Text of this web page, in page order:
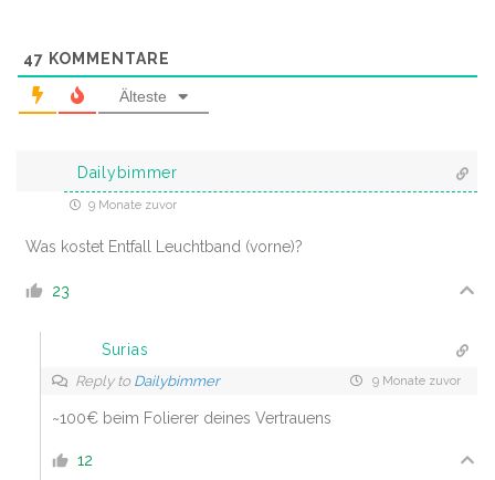
47 KOMMENTARE
Älteste
Dailybimmer
9 Monate zuvor
Was kostet Entfall Leuchtband (vorne)?
23
Surias
Reply to Dailybimmer 9 Monate zuvor
~100€ beim Folierer deines Vertrauens
12